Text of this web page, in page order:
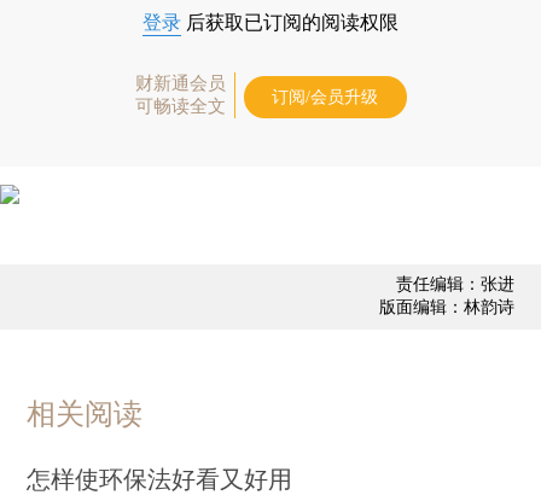
登录 后获取已订阅的阅读权限
财新通会员
可畅读全文
订阅/会员升级
责任编辑：张进
版面编辑：林韵诗
相关阅读
怎样使环保法好看又好用